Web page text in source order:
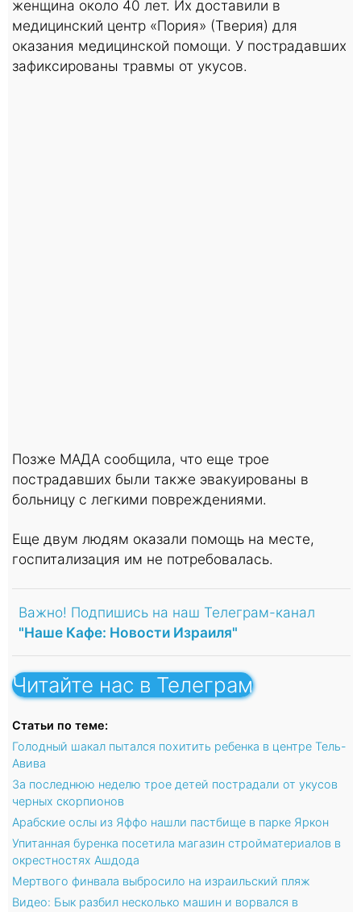
женщина около 40 лет. Их доставили в
медицинский центр «Пория» (Тверия) для
оказания медицинской помощи. У пострадавших
зафиксированы травмы от укусов.
Позже МАДА сообщила, что еще трое
пострадавших были также эвакуированы в
больницу с легкими повреждениями.
Еще двум людям оказали помощь на месте,
госпитализация им не потребовалась.
Важно! Подпишись на наш Телеграм-канал
"Наше Кафе: Новости Израиля"
Читайте нас в Телеграм
Статьи по теме:
Голодный шакал пытался похитить ребенка в центре Тель-
Авива
За последнюю неделю трое детей пострадали от укусов
черных скорпионов
Арабские ослы из Яффо нашли пастбище в парке Яркон
Упитанная буренка посетила магазин стройматериалов в
окрестностях Ашдода
Мертвого финвала выбросило на израильский пляж
Видео: Бык разбил несколько машин и ворвался в